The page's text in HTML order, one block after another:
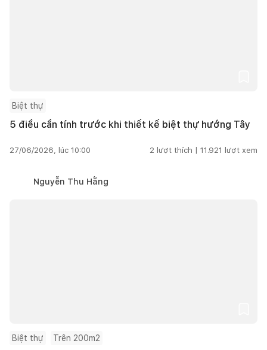
Biệt thự
5 điều cần tính trước khi thiết kế biệt thự hướng Tây
27/06/2026, lúc 10:00 2 lượt thích | 11.921 lượt xem
Nguyễn Thu Hằng
Biệt thự Trên 200m2